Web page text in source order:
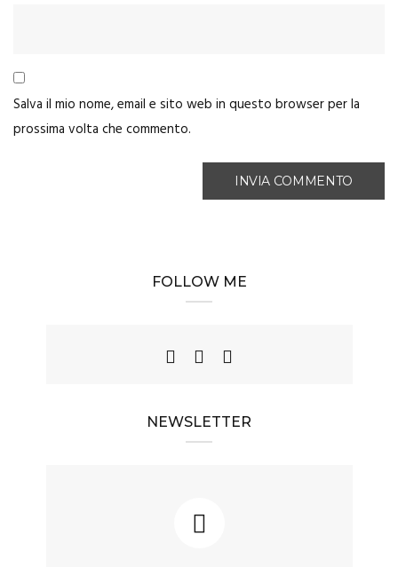
Salva il mio nome, email e sito web in questo browser per la
prossima volta che commento.
FOLLOW ME
NEWSLETTER